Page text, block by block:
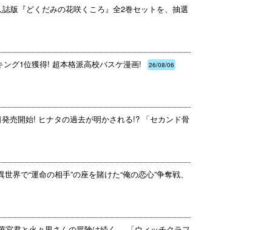
版『どくだみの花咲くころ』全2巻セットを、抽選
グ1位獲得! 超本格派高校バスケ漫画! 26/08/06
売開始! ヒナタの過去が明かされる!? 「セカンド骨
で“運命の相手”の座を賭けた“俺の恋心”争奪戦、